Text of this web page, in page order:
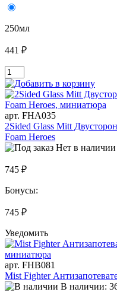
250мл
441 ₽
арт. FHA035
2Sided Glass Mitt
Foam Heroes
Нет в наличии
745 ₽
Бонусы:
745 ₽
Уведомить
арт. FHB081
Mist Fighter
В наличии: